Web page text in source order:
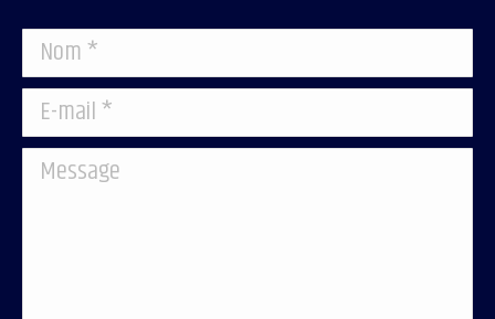
Nom *
E-mail *
Message